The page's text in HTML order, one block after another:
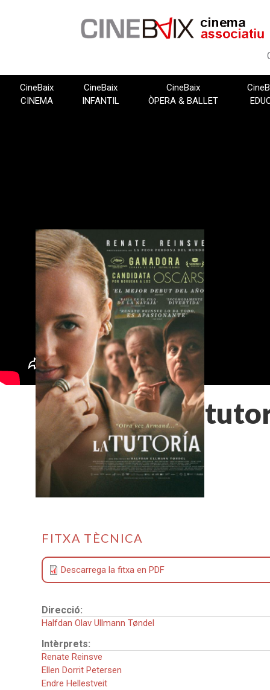
CineBaix
CINEMA
CineBaix
INFANTIL
CineBaix
ÒPERA & BALLET
La
FITXA TÈCNICA
Descarrega la fitxa en PDF
Direcció:
Halfdan Olav Ullmann Tøndel
Intèrprets:
Renate Reinsve
Ellen Dorrit Petersen
Endre Hellestveit